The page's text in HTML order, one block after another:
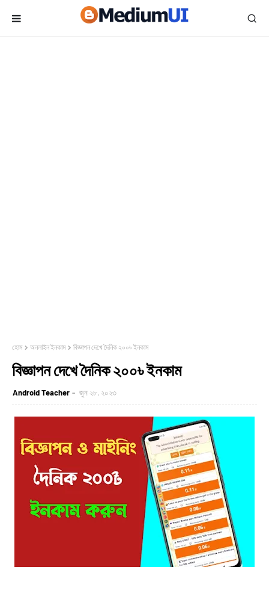
হোম অনলাইন ইনকাম বিজ্ঞাপন দেখে দৈনিক ২০০৳ ইনকাম
বিজ্ঞাপন দেখে দৈনিক ২০০৳ ইনকাম
Android Teacher জুন ২৮, ২০২৩